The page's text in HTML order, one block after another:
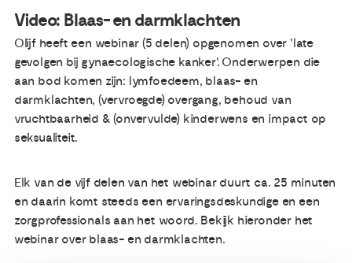
Video: Blaas- en darmklachten
Olijf heeft een webinar (5 delen) opgenomen over 'late
gevolgen bij gynaecologische kanker'. Onderwerpen die
aan bod komen zijn: lymfoedeem, blaas- en
darmklachten, (vervroegde) overgang, behoud van
vruchtbaarheid & (onvervulde) kinderwens en impact op
seksualiteit.
Elk van de vijf delen van het webinar duurt ca. 25 minuten
en daarin komt steeds een ervaringsdeskundige en een
zorgprofessionals aan het woord. Bekijk hieronder het
webinar over blaas- en darmklachten.